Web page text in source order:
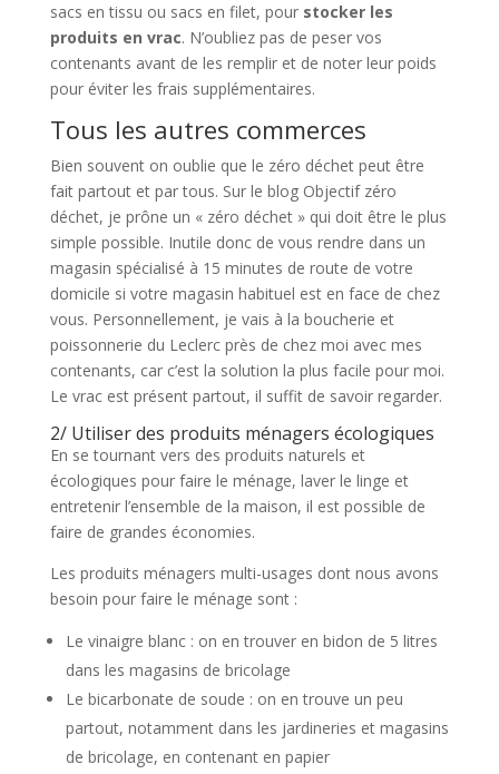
sacs en tissu ou sacs en filet, pour stocker les
produits en vrac. N’oubliez pas de peser vos
contenants avant de les remplir et de noter leur poids
pour éviter les frais supplémentaires.
Tous les autres commerces
Bien souvent on oublie que le zéro déchet peut être
fait partout et par tous. Sur le blog Objectif zéro
déchet, je prône un « zéro déchet » qui doit être le plus
simple possible. Inutile donc de vous rendre dans un
magasin spécialisé à 15 minutes de route de votre
domicile si votre magasin habituel est en face de chez
vous. Personnellement, je vais à la boucherie et
poissonnerie du Leclerc près de chez moi avec mes
contenants, car c’est la solution la plus facile pour moi.
Le vrac est présent partout, il suffit de savoir regarder.
2/ Utiliser des produits ménagers écologiques
En se tournant vers des produits naturels et
écologiques pour faire le ménage, laver le linge et
entretenir l’ensemble de la maison, il est possible de
faire de grandes économies.
Les produits ménagers multi-usages dont nous avons
besoin pour faire le ménage sont :
Le vinaigre blanc : on en trouver en bidon de 5 litres
dans les magasins de bricolage
Le bicarbonate de soude : on en trouve un peu
partout, notamment dans les jardineries et magasins
de bricolage, en contenant en papier